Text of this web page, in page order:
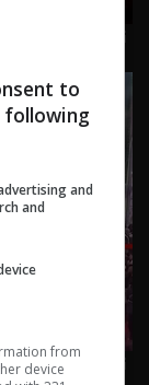
to
following
and
and
from
device